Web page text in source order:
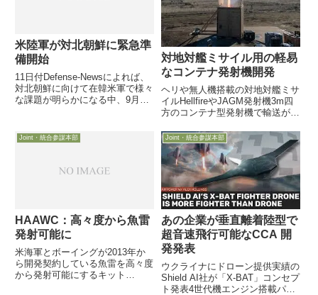
米陸軍が対北朝鮮に緊急準
備開始
11日付Defense-Newsによれば、
対北朝鮮に向けて在韓米軍で様々
な課題が明らかになる中、9月に
に向け同室が緊急で取り組んでい
る事項についてボンヤリ語りまし
対地対艦ミサイル用の軽易
なコンテナ発射機開発
ヘリや無人機搭載の対地対艦ミサ
イルHellfireやJAGM発射機3m四
方のコンテナ型発射機で輸送が容
や無人車両への搭載等を視野にロ
ッキードが自社開発3月24日ロッ
キード社が、攻撃ヘリや無人機
MQ-9や沿岸戦闘...
Joint・統合参謀本部
HAAWC：高々度から魚雷
発射可能に
米海軍とボーイングが2013年か
ら開発契約している魚雷を高々度
から発射可能にするキット
Joint・統合参謀本部
あの企業が垂直離着陸型で
超音速飛行可能なCCA 開
発発表
ウクライナにドローン提供実績の
Shield AI社が「X-BAT」コンセプ
ト発表4世代機エンジン搭載パワ